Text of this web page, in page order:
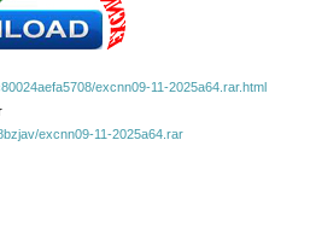
excnn09-11-2025a64.rar.html
excnn09-11-2025a64.rar